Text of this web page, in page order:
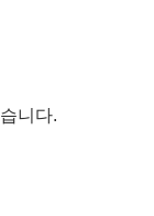
니다.